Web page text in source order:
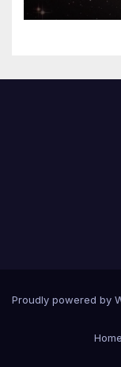
Proudly powered by
Home